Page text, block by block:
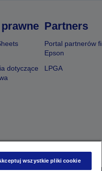
dotyczące
Partners
Portal partnerów
Epson
LPGA
wszystkie pliki cookie